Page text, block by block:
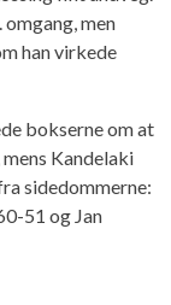
men
han virkede
bokserne om at
Kandelaki
sidedommerne:
51 og Jan